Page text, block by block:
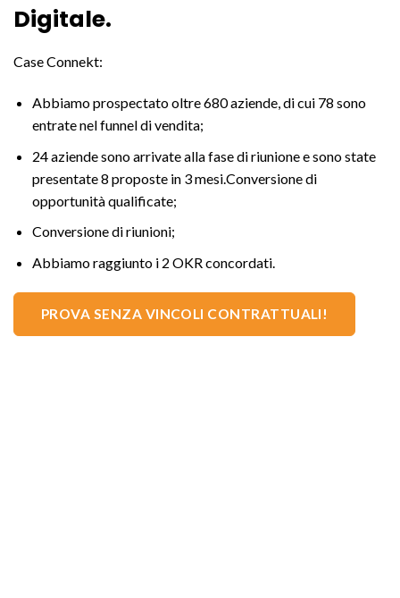
Digitale.
Case Connekt:
Abbiamo prospectato oltre 680 aziende, di cui 78 sono
entrate nel funnel di vendita;
24 aziende sono arrivate alla fase di riunione e sono state
presentate 8 proposte in 3 mesi.Conversione di
opportunità qualificate;
Conversione di riunioni;
Abbiamo raggiunto i 2 OKR concordati.
PROVA SENZA VINCOLI CONTRATTUALI!